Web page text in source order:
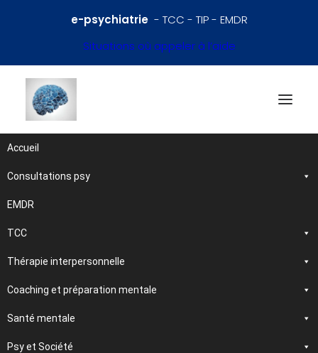
e-psychiatrie- TCC - TIP - EMDR
Situations où appeler à l’aide
Accueil
Consultations psy
EMDR
TCC
Thérapie interpersonnelle
Coaching et préparation mentale
Santé mentale
Psy et Société
et santé mentale
Traitements et
psychothérapies